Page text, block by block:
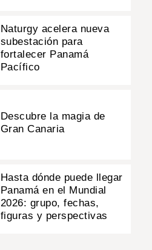
Naturgy acelera nueva
subestación para
fortalecer Panamá
Pacífico
Descubre la magia de
Gran Canaria
Hasta dónde puede llegar
Panamá en el Mundial
2026: grupo, fechas,
figuras y perspectivas